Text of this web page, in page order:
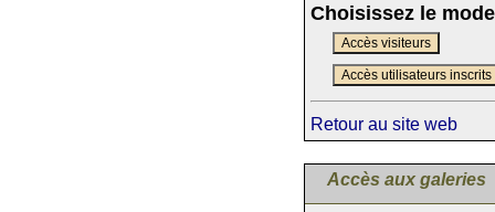
Choisissez le
Accès visiteurs
Accès utilisateurs inscrits
Retour au site web
Accès aux galeries